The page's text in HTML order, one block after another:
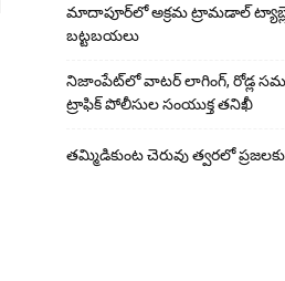
మాదాపూర్‌లో అక్రమ ట్రామడాల్
బట్టబయలు
నిజాంపేట్‌లో వాటర్ లాగింగ్, రోడ్ల
ట్రాఫిక్ పోలీసుల సంయుక్త తనిఖీ
తమ్మిడికుంట చెరువు త్వరలో